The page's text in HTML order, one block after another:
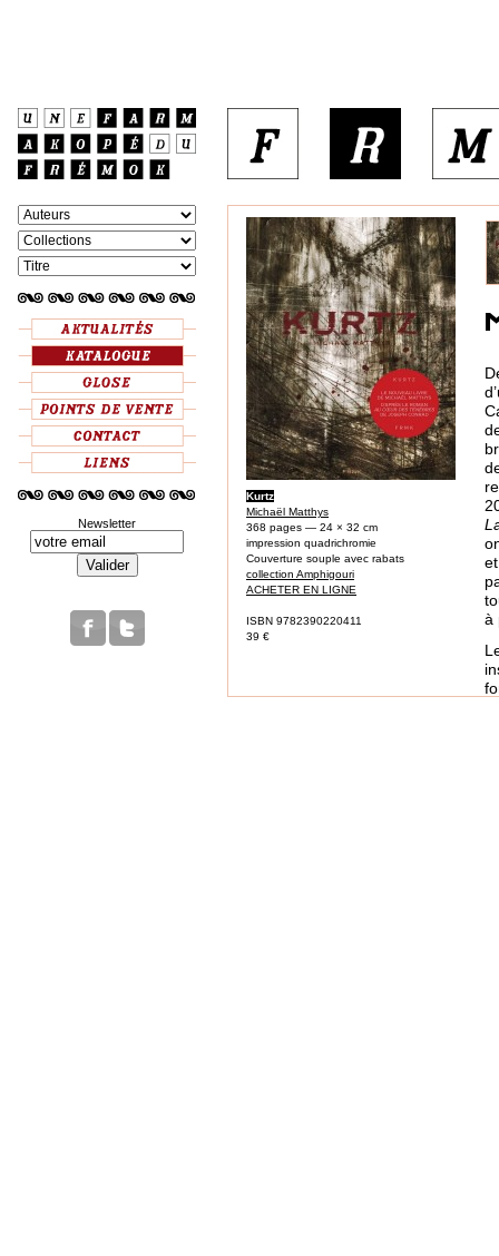
Newsletter
Kurtz
Michaël Matthys
368 pages — 24 × 32 cm
impression quadrichromie
Couverture souple avec rabats
collection Amphigouri
ACHETER EN LIGNE
ISBN 9782390220411
39 €
à